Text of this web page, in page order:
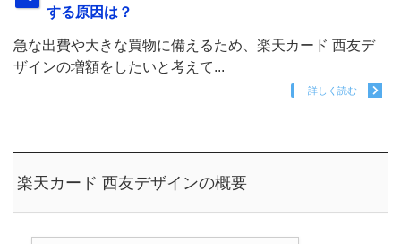
する原因は？
急な出費や大きな買物に備えるため、楽天カード 西友デ
ザインの増額をしたいと考えて...
詳しく読む
楽天カード 西友デザインの概要